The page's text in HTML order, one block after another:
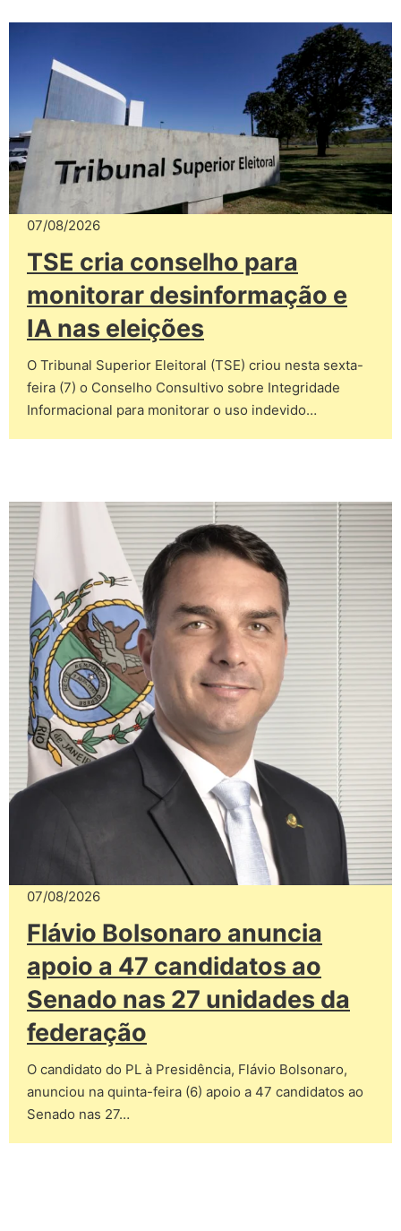
07/08/2026
TSE cria conselho para
monitorar desinformação e
IA nas eleições
O Tribunal Superior Eleitoral (TSE) criou nesta sexta-
feira (7) o Conselho Consultivo sobre Integridade
Informacional para monitorar o uso indevido…
07/08/2026
Flávio Bolsonaro anuncia
apoio a 47 candidatos ao
Senado nas 27 unidades da
federação
O candidato do PL à Presidência, Flávio Bolsonaro,
anunciou na quinta-feira (6) apoio a 47 candidatos ao
Senado nas 27…